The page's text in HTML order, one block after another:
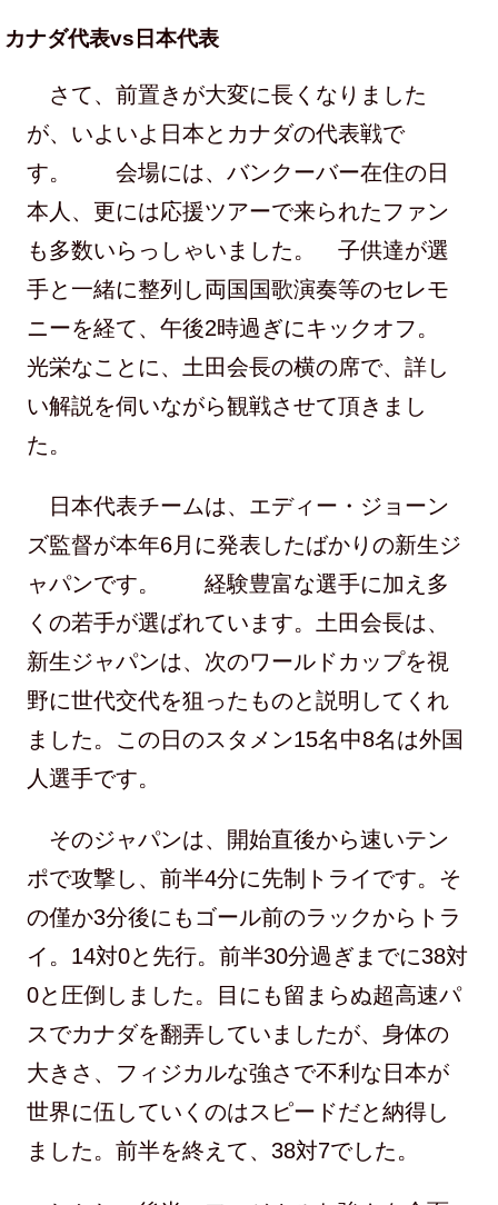
カナダ代表vs日本代表
さて、前置きが大変に長くなりました
が、いよいよ日本とカナダの代表戦で
す。 会場には、バンクーバー在住の日
本人、更には応援ツアーで来られたファン
も多数いらっしゃいました。 子供達が選
手と一緒に整列し両国国歌演奏等のセレモ
ニーを経て、午後2時過ぎにキックオフ。
光栄なことに、土田会長の横の席で、詳し
い解説を伺いながら観戦させて頂きまし
た。
日本代表チームは、エディー・ジョーン
ズ監督が本年6月に発表したばかりの新生ジ
ャパンです。 経験豊富な選手に加え多
くの若手が選ばれています。土田会長は、
新生ジャパンは、次のワールドカップを視
野に世代交代を狙ったものと説明してくれ
ました。この日のスタメン15名中8名は外国
人選手です。
そのジャパンは、開始直後から速いテン
ポで攻撃し、前半4分に先制トライです。そ
の僅か3分後にもゴール前のラックからトラ
イ。14対0と先行。前半30分過ぎまでに38対
0と圧倒しました。目にも留まらぬ超高速パ
スでカナダを翻弄していましたが、身体の
大きさ、フィジカルな強さで不利な日本が
世界に伍していくのはスピードだと納得し
ました。前半を終えて、38対7でした。